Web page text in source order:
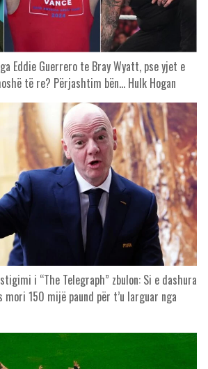
Eddie Guerrero te Bray Wyatt, pse yjet e
të re? Përjashtim bën… Hulk Hogan
i “The Telegraph” zbulon: Si e dashura
150 mijë paund për t’u larguar nga